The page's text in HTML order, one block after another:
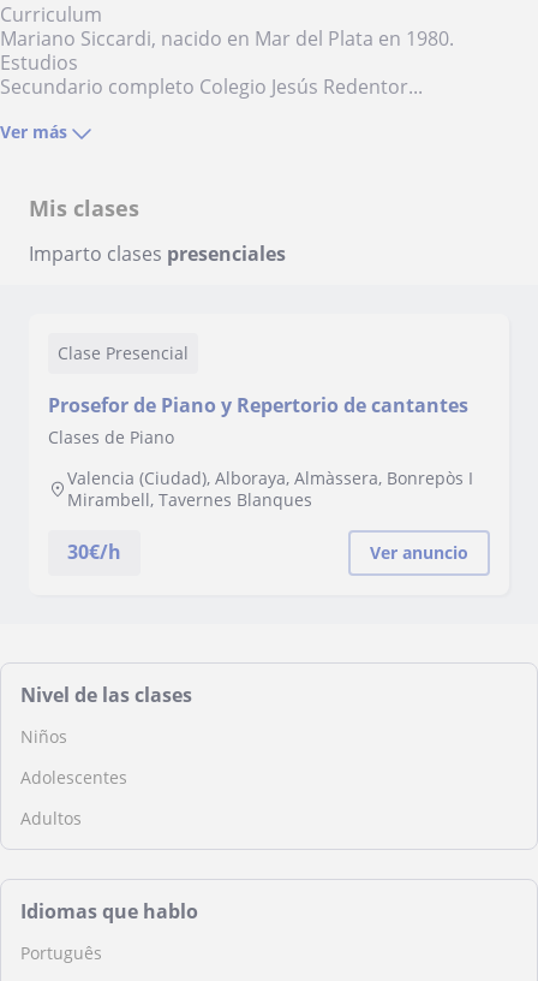
Curriculum
Mariano Siccardi, nacido en Mar del Plata en 1980.
Estudios
Secundario completo Colegio Jesús Redentor...
Ver más
Mis clases
Imparto clases presenciales
Clase Presencial
Prosefor de Piano y Repertorio de cantantes
Clases de Piano
Valencia (Ciudad), Alboraya, Almàssera, Bonrepòs I
Mirambell, Tavernes Blanques
30€/h Ver anuncio
Nivel de las clases
Niños
Adolescentes
Adultos
Idiomas que hablo
Português